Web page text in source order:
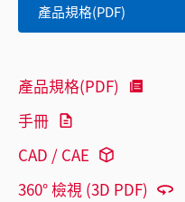
產品規格(PDF)
產品規格(PDF)
手冊
CAD / CAE
360° 檢視 (3D PDF)